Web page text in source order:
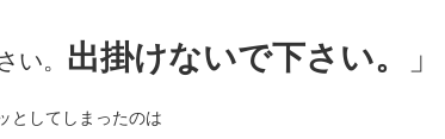
い。 出掛けないで下さい。 」
としてしまったのは